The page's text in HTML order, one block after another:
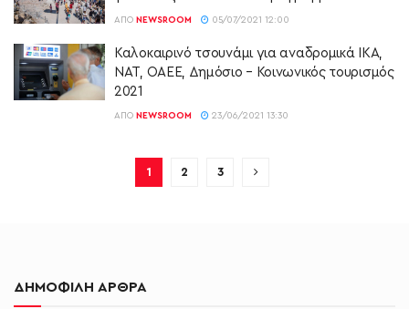
ΑΠΌ NEWSROOM 05/07/2021 12:00
Καλοκαιρινό τσουνάμι για αναδρομικά ΙΚΑ,
ΝΑΤ, ΟΑΕΕ, Δημόσιο – Κοινωνικός τουρισμός
2021
ΑΠΌ NEWSROOM 23/06/2021 13:30
1 2 3
ΔΗΜΟΦΙΛΗ ΑΡΘΡΑ